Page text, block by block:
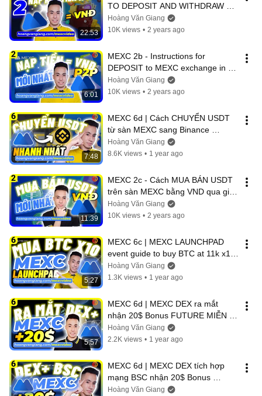
22:53
TO DEPOSIT AND WITHDRAW
Money on MEXC APP by Phone
FASTEST A-Z (...
Hoàng Văn Giang
10K views • 2 years ago
6:01
MEXC 2b - Instructions for
DEPOSIT to MEXC exchange in
VND via P2P transaction NEWEST
A-Z - MEXC P2P
Hoàng Văn Giang
10K views • 2 years ago
7:48
MEXC 6d | Cách CHUYỂN USDT
từ sàn MEXC sang Binance
NHANH NHẤT A-Z - Hoàng Văn
Giang
Hoàng Văn Giang
8.6K views • 1 year ago
11:39
MEXC 2c - Cách MUA BÁN USDT
trên sàn MEXC bằng VND qua giao
dịch P2P MỚI NHẤT A-Z - MEXC
P2P
Hoàng Văn Giang
10K views • 2 years ago
5:27
MEXC 6c | MEXC LAUNCHPAD
event guide to buy BTC at 11k x10
- Hoang Van Giang
Hoàng Văn Giang
1.3K views • 1 year ago
5:57
MEXC 6d | MEXC DEX ra mắt
nhận 20$ Bonus FUTURE MIỄN
PHÍ - Hoàng Văn Giang
Hoàng Văn Giang
2.2K views • 1 year ago
MEXC 6d | MEXC DEX tích hợp
mạng BSC nhận 20$ Bonus
FUTURE MIỄN PHÍ - Hoàng Văn
Hoàng Văn Giang